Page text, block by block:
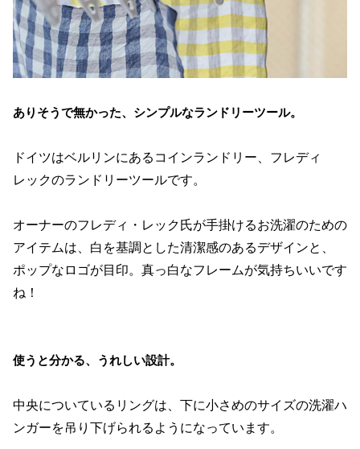
ありそうで無かった、シンプルなランドリーツール。
ドイツはベルリンにあるコインランドリー、フレディ
レックのランドリーツールです。
オーナーのフレディ・レック氏が手掛けるお洗濯のための
アイテムは、白を基調とした清潔感のあるデザインと、
ポップなロゴが目印。真っ白なフレームが気持ちいいです
ね！
使うと分かる、うれしい設計。
中央についているリングは、下に小さめのサイズの洗濯ハ
ンガーを吊り下げられるようになっています。